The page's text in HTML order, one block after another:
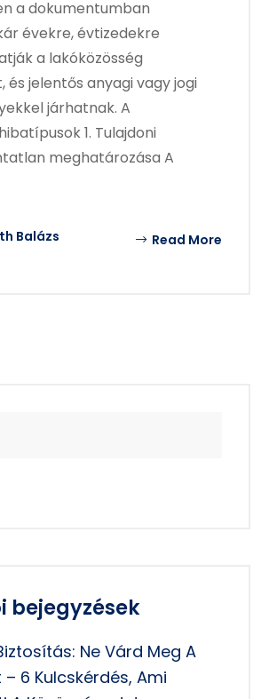
a dokumentumban
évekre, évtizedekre
a lakóközösség
és jelentős anyagi vagy jogi
járhatnak. A
1. Tulajdoni
meghatározása A
Balázs Read More
bejegyzések
Ne Várd Meg A
6 Kulcskérdés, Ami